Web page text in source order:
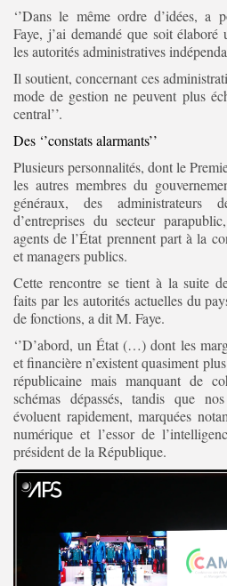
‘’Dans le même ordre d’idées, a
Faye, j’ai demandé que soit
les autorités administratives
Il soutient, concernant ces
mode de gestion ne peuvent plus
central’’.
Des ‘’constats alarmants’’
Plusieurs personnalités, dont le
les autres membres du
généraux, des administrateurs
d’entreprises du secteur
agents de l’État prennent part à la
et managers publics.
Cette rencontre se tient à la suite
faits par les autorités actuelles du
de fonctions, a dit M. Faye.
‘’D’abord, un État (…) dont les
et financière n’existent quasiment
républicaine mais manquant de
schémas dépassés, tandis que
évoluent rapidement, marquées
numérique et l’essor de
président de la République.